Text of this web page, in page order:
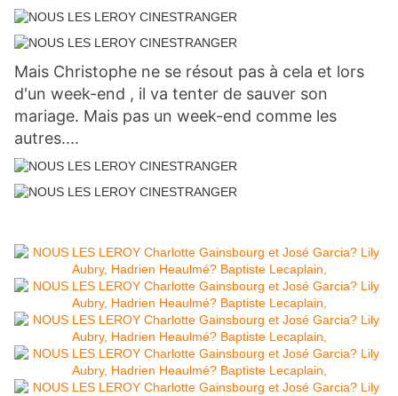
Mais Christophe ne se résout pas à cela et lors
d'un week-end , il va tenter de sauver son
mariage. Mais pas un week-end comme les
autres....